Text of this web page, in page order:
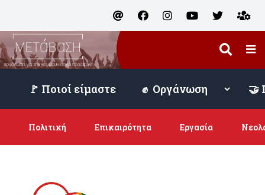
🚩 Ποιοί είμαστε
Πολιτική Επικαιρότητα Εργασία